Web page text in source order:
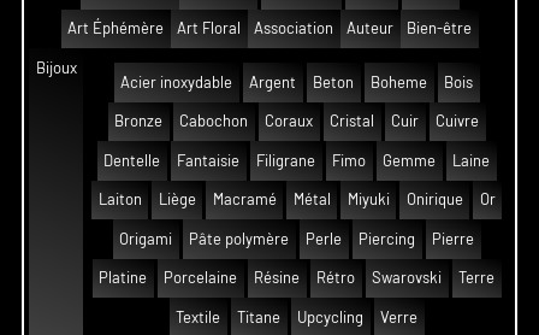
Art Éphémère Art Floral Association Auteur Bien-être
Bijoux
Acier inoxydable
Argent Beton Boheme Bois
Bronze Cabochon Coraux Cristal Cuir Cuivre
Dentelle Fantaisie Filigrane Fimo Gemme Laine
Laiton Liège Macramé Métal Miyuki Onirique Or
Origami Pâte polymère Perle Piercing Pierre
Platine Porcelaine Résine Rétro Swarovski Terre
Textile Titane Upcycling Verre